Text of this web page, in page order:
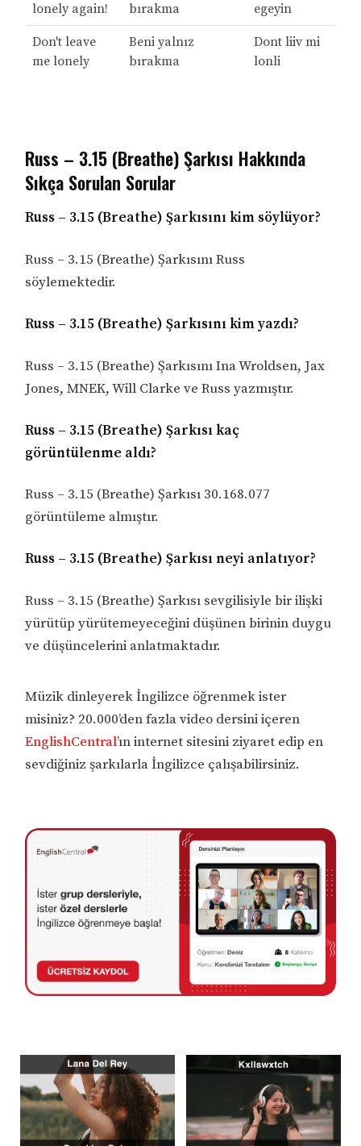
lonely again!
bırakma
egeyin
Don't leave
me lonely
Beni yalnız
bırakma
Dont liiv mi
lonli
Russ – 3.15 (Breathe) Şarkısı Hakkında
Sıkça Sorulan Sorular
Russ – 3.15 (Breathe) Şarkısını kim söylüyor?
Russ – 3.15 (Breathe) Şarkısını Russ
söylemektedir.
Russ – 3.15 (Breathe) Şarkısını kim yazdı?
Russ – 3.15 (Breathe) Şarkısını Ina Wroldsen, Jax
Jones, MNEK, Will Clarke ve Russ yazmıştır.
Russ – 3.15 (Breathe) Şarkısı kaç
görüntülenme aldı?
Russ – 3.15 (Breathe) Şarkısı 30.168.077
görüntüleme almıştır.
Russ – 3.15 (Breathe) Şarkısı neyi anlatıyor?
Russ – 3.15 (Breathe) Şarkısı sevgilisiyle bir ilişki
yürütüp yürütemeyeceğini düşünen birinin duygu
ve düşüncelerini anlatmaktadır.
Müzik dinleyerek İngilizce öğrenmek ister
misiniz? 20.000’den fazla video dersini içeren
EnglishCentral’ın internet sitesini ziyaret edip en
sevdiğiniz şarkılarla İngilizce çalışabilirsiniz.